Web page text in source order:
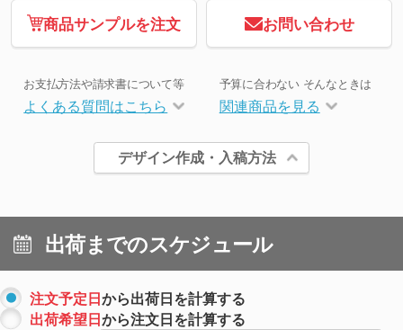
商品サンプルを注文 お問い合わせ
お支払方法や請求書について等
よくある質問はこちら
予算に合わない そんなときは
関連商品を見る
デザイン作成・入稿方法
出荷までのスケジュール
注文予定日から出荷日を計算する
出荷希望日から注文日を計算する